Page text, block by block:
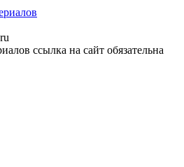
ссылка на сайт обязательна